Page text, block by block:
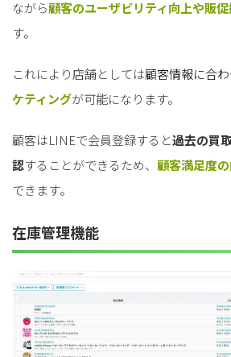
ながら顧客のユーザビリティ向上や販
す。
これにより店舗としては顧客情報に合
ケティングが可能になります。
顧客はLINEで会員登録すると過去の買
認することができるため、 顧客満足度
できます。
在庫管理機能